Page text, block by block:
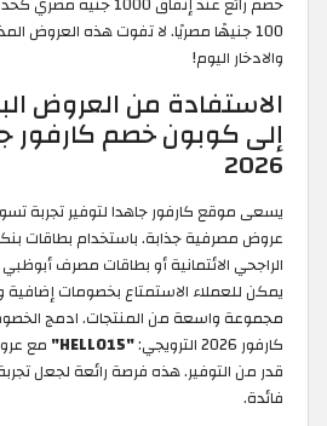
100 جنيهًا مصريًا. لا تفوت هذه العروض
والادخار اليوم!
الاستفادة من العروض
إلى كوبون خصم كارفور
2026
يسعى موقع كارفور جاهدا لتوفير تجربة
عروض مصرفية جذابة. باستخدام بطاقات
الراجحي الائتمانية أو بطاقات مصرف أبوظبي
يمكن للعملاء الاستمتاع بخصومات
مجموعة واسعة من المنتجات. ادمج
كارفور 2026 الترويجي:
"HELLO15"
مع
قدر من التوفير. هذه فرصة رائعة لجعل
فائدة.